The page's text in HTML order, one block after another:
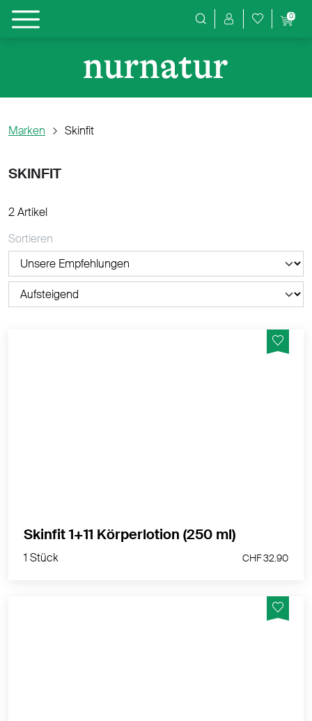
Produktsuche
0
Marken Skinfit
SKINFIT
2 Artikel
Sortieren
1 Stück
Skinfit 1+11 Körperlotion (250 ml)
1 Stück CHF 32.90